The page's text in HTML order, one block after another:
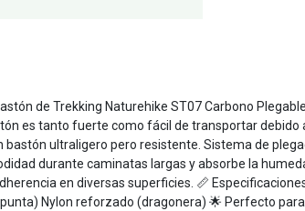
de Trekking Naturehike ST07 Carbono
es tanto fuerte como fácil de transportar
ultraligero pero resistente. Sistema de
durante caminatas largas y absorbe la
en diversas superficies. 📏
Nylon reforzado (dragonera) 🌟 Perfecto